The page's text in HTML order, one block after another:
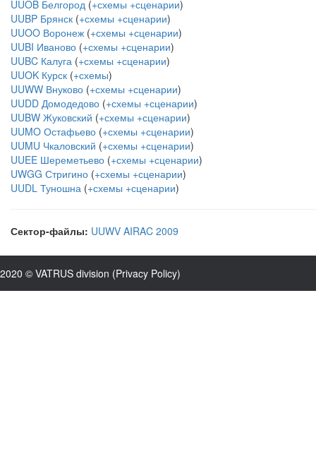
UUOB Белгород (+схемы +сценарии)
UUBP Брянск (+схемы +сценарии)
UUOO Воронеж (+схемы +сценарии)
UUBI Иваново (+схемы +сценарии)
UUBC Калуга (+схемы +сценарии)
UUOK Курск (+схемы)
UUWW Внуково (+схемы +сценарии)
UUDD Домодедово (+схемы +сценарии)
UUBW Жуковский (+схемы +сценарии)
UUMO Остафьево (+схемы +сценарии)
UUMU Чкаловский (+схемы +сценарии)
UUEE Шереметьево (+схемы +сценарии)
UWGG Стригино (+схемы +сценарии)
UUDL Туношна (+схемы +сценарии)
Сектор-файлы: UUWV AIRAC 2009
2020 © VATRUS division (Privacy Policy)